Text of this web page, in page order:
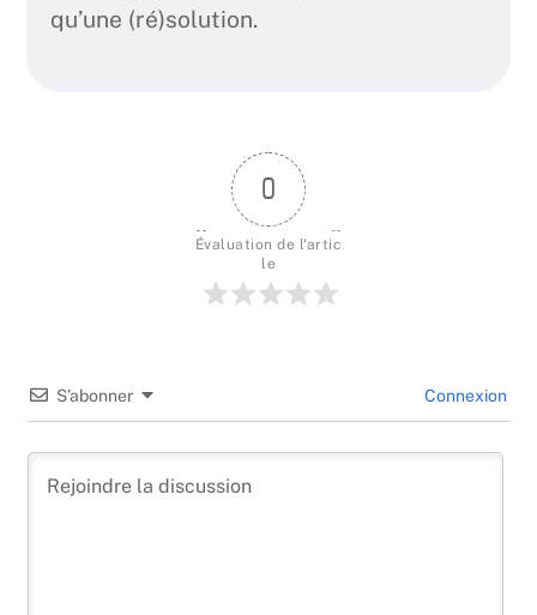
qu’une (ré)solution.
0
Évaluation de l'artic
le
S’abonner Connexion